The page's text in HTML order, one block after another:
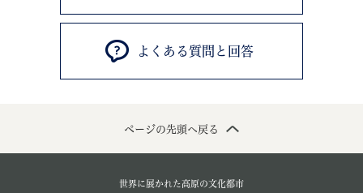
よくある質問と回答
ページの先頭へ戻る
世界に展かれた高原の文化都市